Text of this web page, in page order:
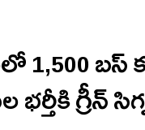
1,500 బస్
భర్తీకి గ్రీన్